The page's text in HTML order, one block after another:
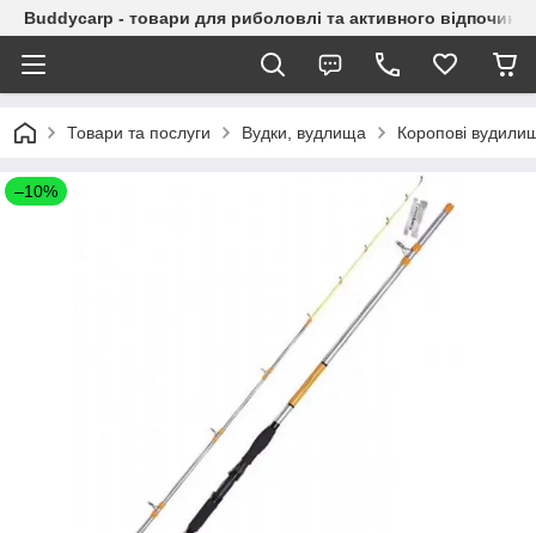
Buddycarp - товари для риболовлі та активного
Товари та послуги Вудки, вудлища Коропові
–10%